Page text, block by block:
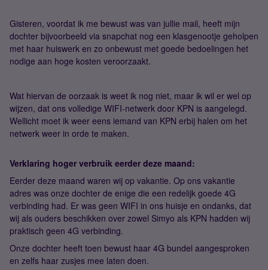
Gisteren, voordat ik me bewust was van jullie mail, heeft mijn
dochter bijvoorbeeld via snapchat nog een klasgenootje geholpen
met haar huiswerk en zo onbewust met goede bedoelingen het
nodige aan hoge kosten veroorzaakt.
Wat hiervan de oorzaak is weet ik nog niet, maar ik wil er wel op
wijzen, dat ons volledige WIFI-netwerk door KPN is aangelegd.
Wellicht moet ik weer eens iemand van KPN erbij halen om het
netwerk weer in orde te maken.
Verklaring hoger verbruik eerder deze maand:
Eerder deze maand waren wij op vakantie. Op ons vakantie
adres was onze dochter de enige die een redelijk goede 4G
verbinding had. Er was geen WIFI in ons huisje en ondanks, dat
wij als ouders beschikken over zowel Simyo als KPN hadden wij
praktisch geen 4G verbinding.
Onze dochter heeft toen bewust haar 4G bundel aangesproken
en zelfs haar zusjes mee laten doen.